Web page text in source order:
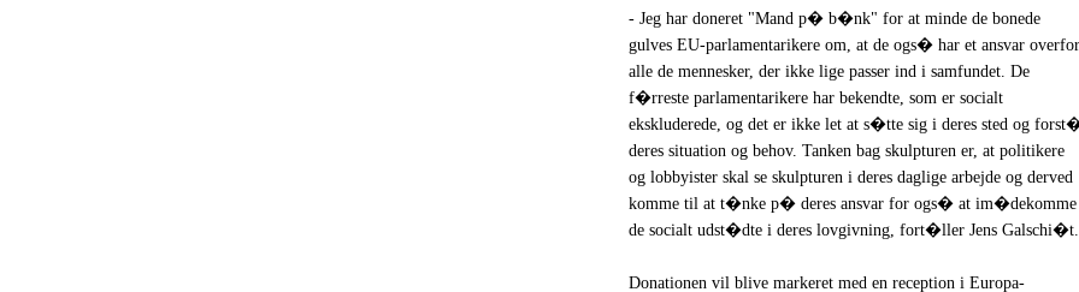
- Jeg har doneret "Mand p� b�nk" for at minde de bonede
gulves EU-parlamentarikere om, at de ogs� har et ansvar overfor
alle de mennesker, der ikke lige passer ind i samfundet. De
f�rreste parlamentarikere har bekendte, som er socialt
ekskluderede, og det er ikke let at s�tte sig i deres sted og
deres situation og behov. Tanken bag skulpturen er, at politikere
og lobbyister skal se skulpturen i deres daglige arbejde og derved
komme til at t�nke p� deres ansvar for ogs� at im�dekomme
de socialt udst�dte i deres lovgivning, fort�ller Jens Galschi�t.
Donationen vil blive markeret med en reception i Europa-